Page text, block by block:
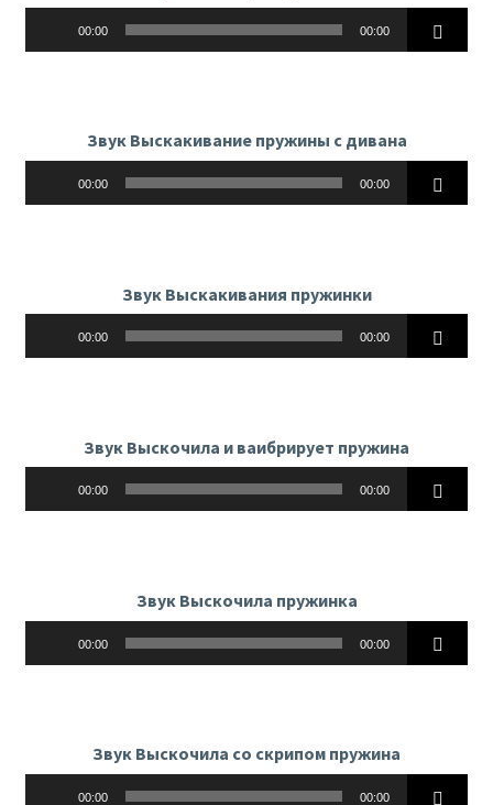
00:00 00:00
Звук Выскакивание пружины с дивана
00:00 00:00
Звук Выскакивания пружинки
00:00 00:00
Звук Выскочила и ваибрирует пружина
00:00 00:00
Звук Выскочила пружинка
00:00 00:00
Звук Выскочила со скрипом пружина
00:00 00:00